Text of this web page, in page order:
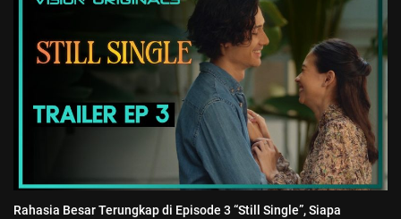
Rahasia Besar Terungkap di Episode 3 “Still Single”, Siapa